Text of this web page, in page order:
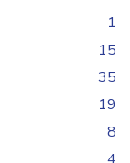
1
15
35
19
8